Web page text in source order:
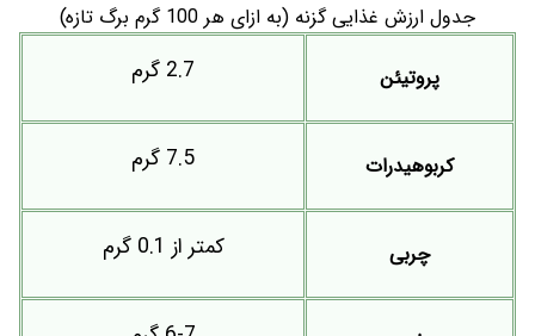
جدول ارزش غذایی گزنه (به ازای هر 100 گرم برگ تازه)
پروتیئن 2.7 گرم
کربوهیدرات 7.5 گرم
چربی کمتر از 0.1 گرم